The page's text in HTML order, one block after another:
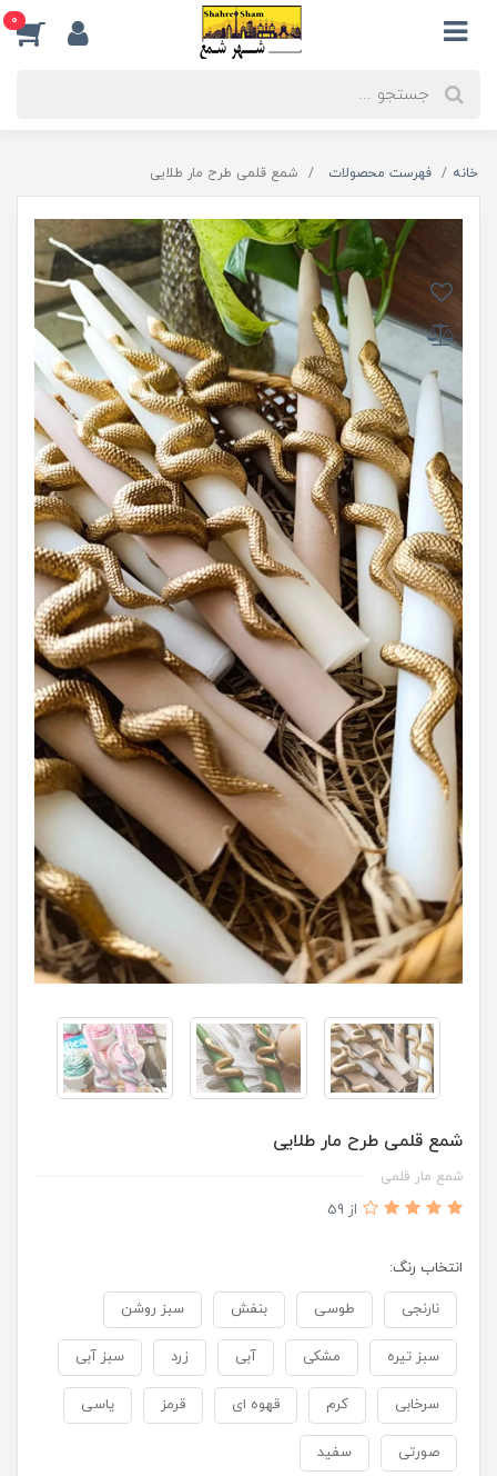
0
خانه فهرست محصولات شمع قلمی طرح مار طلایی
شمع قلمی طرح مار طلایی
شمع مار قلمی
از 59
انتخاب رنگ:
نارنجی طوسی بنفش سبز روشن
سبز تیره مشکی آبی زرد سبز آبی
سرخابی کرم قهوه ای قرمز یاسی
صورتی سفید